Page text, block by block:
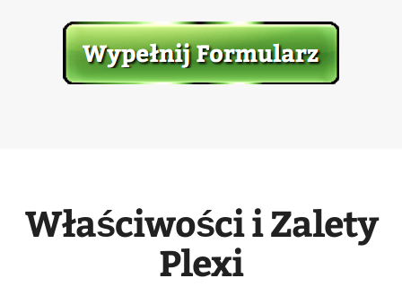
Właściwości i Zalety
Plexi